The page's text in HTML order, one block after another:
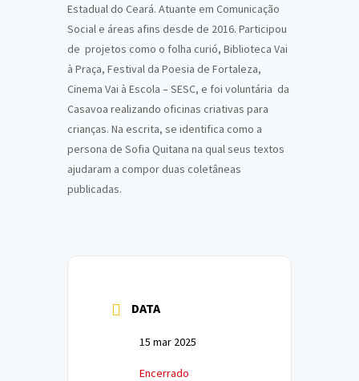
Estadual do Ceará. Atuante em Comunicação
Social e áreas afins desde de 2016. Participou
de projetos como o folha curió, Biblioteca Vai
à Praça, Festival da Poesia de Fortaleza,
Cinema Vai à Escola – SESC, e foi voluntária da
Casavoa realizando oficinas criativas para
crianças. Na escrita, se identifica como a
persona de Sofia Quitana na qual seus textos
ajudaram a compor duas coletâneas
publicadas.
DATA
15 mar 2025
Encerrado